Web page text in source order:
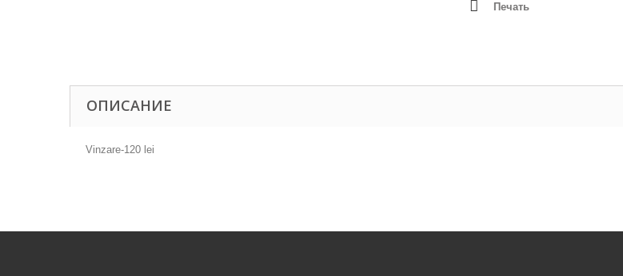
Печать
ОПИСАНИЕ
Vinzare-120 lei